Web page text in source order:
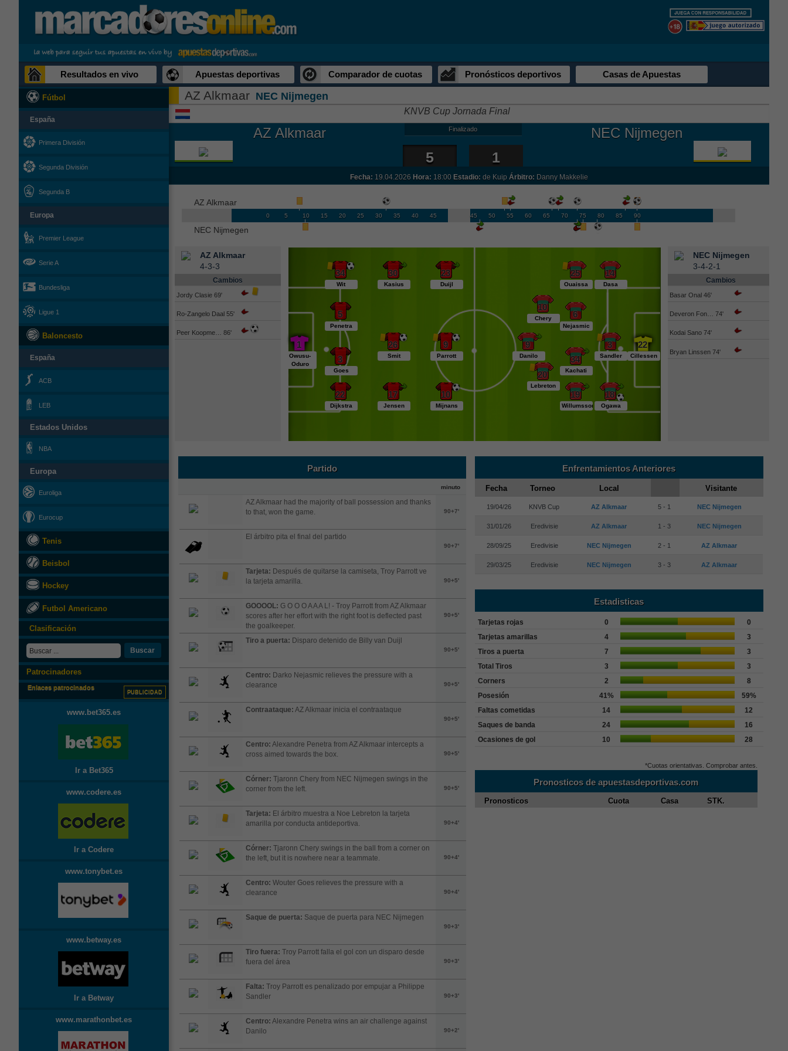
Resultados en vivo Apuestas deportivas Comparador de cuotas Pronósticos deportivos Casas de Apuestas
Fútbol
España
Primera División
Segunda División
Segunda B
Europa
Premier League
Serie A
Bundesliga
Ligue 1
Baloncesto
España
ACB
LEB
Estados Unidos
NBA
Europa
Euroliga
Eurocup
Tenis
Beisbol
Hockey
Futbol Americano
Clasificación
Buscar
Patrocinadores
Enlaces patrocinados
PUBLICIDAD
www.bet365.es
Ir a Bet365
www.codere.es
Ir a Codere
www.tonybet.es
www.betway.es
Ir a Betway
www.marathonbet.es
AZ Alkmaar NEC Nijmegen
KNVB Cup Jornada Final
AZ Alkmaar Finalizado NEC Nijmegen
5 1
Fecha: 19.04.2026 Hora: 18:00 Estadio: de Kuip Árbitro: Danny Makkelie
AZ Alkmaar
0 5 10 15 20 25 30 35 40 45 45 50 55 60 65 70 75 80 85 90
NEC Nijmegen
AZ Alkmaar
4-3-3
Cambios
Jordy Clasie 69'
Ro-Zangelo Daal 55'
Peer Koopme… 86'
34
Wit
30
Kasius
23
Duijl
5
Penetra
1
Owusu-
Oduro
26
Smit
9
Parrott
3
Goes
22
Dijkstra
17
Jensen
10
Mijnans
18
Ogawa
19
Willumsson
20
Lebreton
34
Kachati
22
Cillessen
3
Sandler
9
Danilo
6
Nejasmic
10
Chery
14
Dasa
25
Ouaissa
NEC Nijmegen
3-4-2-1
Cambios
Basar Onal 46'
Deveron Fon… 74'
Kodai Sano 74'
Bryan Linssen 74'
Partido
minuto
AZ Alkmaar had the majority of ball possession and thanks
to that, won the game.
90+7'
El árbitro pita el final del partido
90+7'
Tarjeta: Después de quitarse la camiseta, Troy Parrott ve
la tarjeta amarilla.
90+5'
GOOOOL: G O O O A A A L! - Troy Parrott from AZ Alkmaar
scores after her effort with the right foot is deflected past
the goalkeeper.
90+5'
Tiro a puerta: Disparo detenido de Billy van Duijl
90+5'
Centro: Darko Nejasmic relieves the pressure with a
clearance
90+5'
Contraataque: AZ Alkmaar inicia el contraataque
90+5'
Centro: Alexandre Penetra from AZ Alkmaar intercepts a
cross aimed towards the box.
90+5'
Córner: Tjaronn Chery from NEC Nijmegen swings in the
corner from the left.
90+5'
Tarjeta: El árbitro muestra a Noe Lebreton la tarjeta
amarilla por conducta antideportiva.
90+4'
Córner: Tjaronn Chery swings in the ball from a corner on
the left, but it is nowhere near a teammate.
90+4'
Centro: Wouter Goes relieves the pressure with a
clearance
90+4'
Saque de puerta: Saque de puerta para NEC Nijmegen
90+3'
Tiro fuera: Troy Parrott falla el gol con un disparo desde
fuera del área
90+3'
Falta: Troy Parrott es penalizado por empujar a Philippe
Sandler
90+3'
Centro: Alexandre Penetra wins an air challenge against
Danilo
90+2'
Enfrentamientos Anteriores
Fecha Torneo Local Visitante
19/04/26 KNVB Cup AZ Alkmaar 5 - 1 NEC Nijmegen
31/01/26 Eredivisie AZ Alkmaar 1 - 3 NEC Nijmegen
28/09/25 Eredivisie NEC Nijmegen 2 - 1 AZ Alkmaar
29/03/25 Eredivisie NEC Nijmegen 3 - 3 AZ Alkmaar
Estadisticas
Tarjetas rojas 0
0
Tarjetas amarillas
4
3
Tiros a puerta
7
3
Total Tiros
3
3
Corners
2
8
Posesión
41%
59%
Faltas cometidas
14
12
Saques de banda
24
16
Ocasiones de gol
10 28
*Cuotas orientativas. Comprobar antes.
Pronosticos de apuestasdeportivas.com
Pronosticos Cuota Casa STK.